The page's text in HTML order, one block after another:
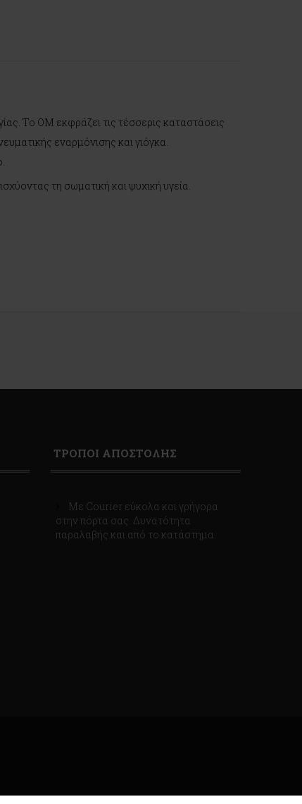
Το OM εκφράζει τις τέσσερις καταστάσεις
εναρμόνισης και γιόγκα.
τη σωματική και ψυχική υγεία.
ΤΡΟΠΟΙ ΑΠΟΣΤΟΛΗΣ
Με Courier εύκολα και γρήγορα
στην πόρτα σας. Δυνατότητα
παραλαβής και από το κατάστημα.